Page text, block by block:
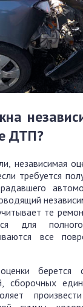
ДТП?
независимая
требуется
те
для полного
все
берется
сборочных